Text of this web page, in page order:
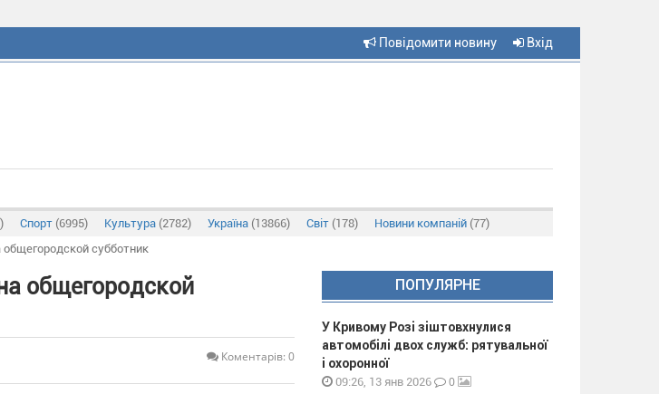
Повідомити новину Вхід
Спорт (6995) Культура (2782) Україна (13866) Світ (178) Новини компаній (77)
субботник
общегородской
Коментарів: 0
ПОПУЛЯРНЕ
У Кривому Розі зіштовхнулися
автомобілі двох служб: рятувальної
і охоронної
09:26, 13 янв 2026 0